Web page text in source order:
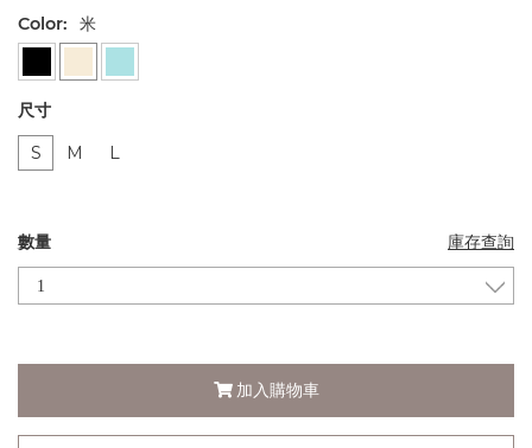
Color: 米
尺寸
S
M L
數量 庫存查詢
加入購物車